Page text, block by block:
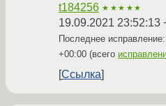
t184256 ★★★★★
19.09.2021 23:52:13
Последнее
+00:00 (всего
Ссылка